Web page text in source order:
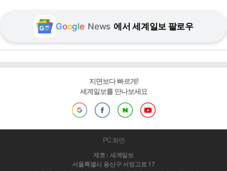
Google News 에서 세계일보 팔로우
지면보다 빠르게!
세계일보를 만나보세요
PC 화면
제호 : 세계일보
서울특별시 용산구 서빙고로 17